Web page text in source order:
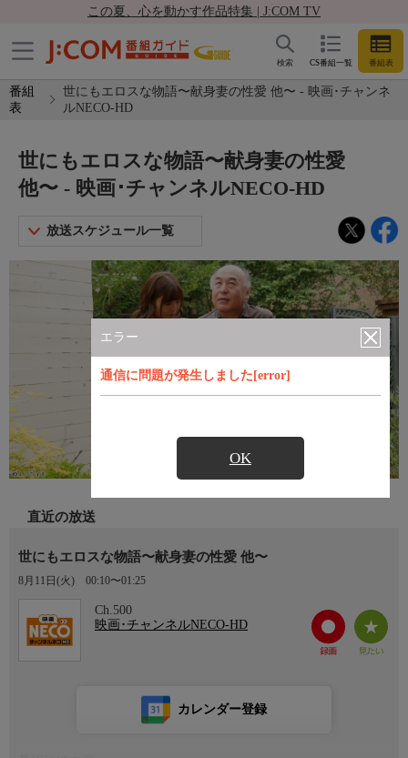
この夏、心を動かす作品特集 | J:COM TV
CS番組一覧 番組表
検索
番組
表
世にもエロスな物語〜献身妻の性愛 他〜 - 映画･チャンネ
ルNECO-HD
エラー
通信に問題が発生しました[error]
OK
世にもエロスな物語〜献身妻の性愛
他〜 - 映画･チャンネルNECO-HD
放送スケジュール一覧
直近の放送
世にもエロスな物語〜献身妻の性愛 他〜
8月11日(火) 00:10〜01:25
Ch.500
映画･チャンネルNECO-HD
カレンダー登録